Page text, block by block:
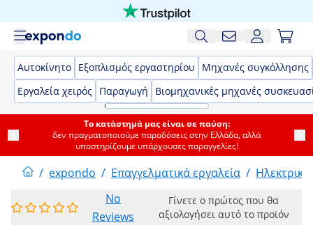
Αυτοκίνητο Εξοπλισμός εργαστηρίου
Μηχανές συγκόλλησης
Εργαλεία χειρός Παραγωγή Βιομηχανικές μηχανές
Το κατάστημά μας είναι σε παύση:
δεν πραγματοποιούμε παραδόσεις στην Ελλάδα, αλλά
υποστηρίζουμε υπάρχουσες παραγγελίες!
/ expondo / Επαγγελματικά εργαλεία /
No
Reviews
Γίνετε ο πρώτος που θα
αξιολογήσει αυτό το προϊόν